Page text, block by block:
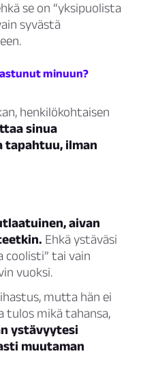
se on “yksipuolista
syvästä
minuun?
henkilökohtaisen
sinua
tapahtuu, ilman
aivan
Ehkä ystäväsi
coolisti” tai vain
vuoksi.
mutta hän ei
tulos mikä tahansa,
ystävyytesi
muutaman